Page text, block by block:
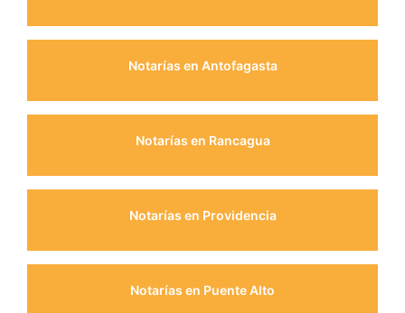
Notarías en Antofagasta
Notarías en Rancagua
Notarías en Providencia
Notarías en Puente Alto